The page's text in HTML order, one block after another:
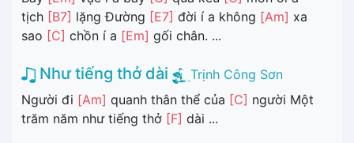
tịch [B7] lặng Đường [E7] đời í a không [Am] xa
sao [C] chồn í a [Em] gối chân. ...
Như tiếng thở dài
Trịnh Công Sơn
Người đi [Am] quanh thân thể của [C] người Một
trăm năm như tiếng thở [F] dài ...